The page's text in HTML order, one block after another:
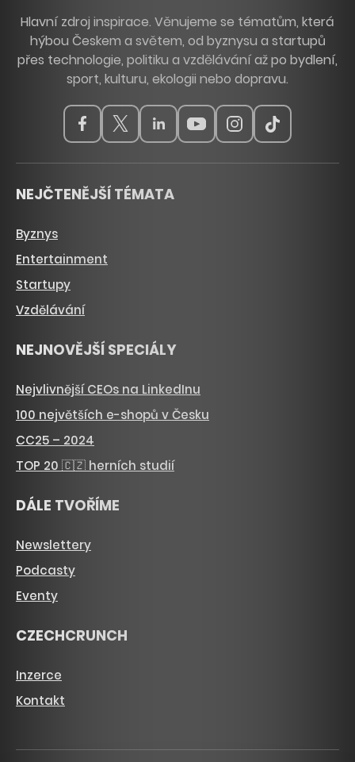
Hlavní zdroj inspirace. Věnujeme se tématům, která
hýbou Českem a světem, od byznysu a startupů
přes technologie, politiku a vzdělávání až po bydlení,
sport, kulturu, ekologii nebo dopravu.
NEJČTENĚJŠÍ TÉMATA
Byznys
Entertainment
Startupy
Vzdělávání
NEJNOVĚJŠÍ SPECIÁLY
Nejvlivnější CEOs na LinkedInu
100 největších e-shopů v Česku
CC25 – 2024
TOP 20 🇨🇿 herních studií
DÁLE TVOŘÍME
Newslettery
Podcasty
Eventy
CZECHCRUNCH
Inzerce
Kontakt